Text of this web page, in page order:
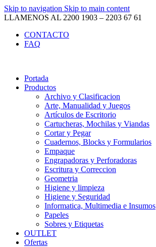
Skip to navigation Skip to main content
LLAMENOS AL 2200 1903 – 2203 67 61
CONTACTO
FAQ
Portada
Productos
Archivo y Clasificacion
Arte, Manualidad y Juegos
Artículos de Escritorio
Cartucheras, Mochilas y Viandas
Cortar y Pegar
Cuadernos, Blocks y Formularios
Empaque
Engrapadoras y Perforadoras
Escritura y Correccion
Geometria
Higiene y limpieza
Higiene y Seguridad
Informatica, Multimedia e Insumos
Papeles
Sobres y Etiquetas
OUTLET
Ofertas